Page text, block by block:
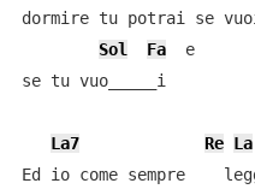
dormire tu potrai se
Sol
Fa
  e
se tu vuo_____i
La7 Re La
Ed io come sempre